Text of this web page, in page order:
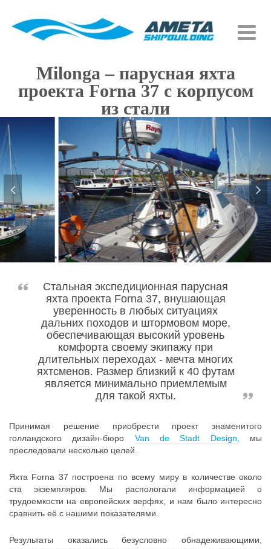
Milonga – парусная яхта
проекта Forna 37 с корпусом
из стали
Стальная экспедиционная парусная
яхта проекта Forna 37, внушающая
уверенность в любых ситуациях
дальних походов и штормовом море,
обеспечивающая высокий уровень
комфорта своему экипажу при
длительных переходах - мечта многих
яхтсменов. Размер близкий к 40 футам
является минимально приемлемым
для такой яхты.
Принимая решение приобрести проект знаменитого
голландского дизайн-бюро Van de Stadt Design,
мы
преследовали несколько целей.
Яхта Forna 37 построена по всему миру в количестве около
ста экземпляров. Мы распологали информацией о
трудоемкости на европейских верфях, и нам было интересно
сравнить её с нашими показателями.
Результаты оказались безусловно обнадеживающими,